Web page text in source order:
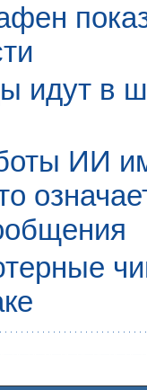
идут в
ИИ